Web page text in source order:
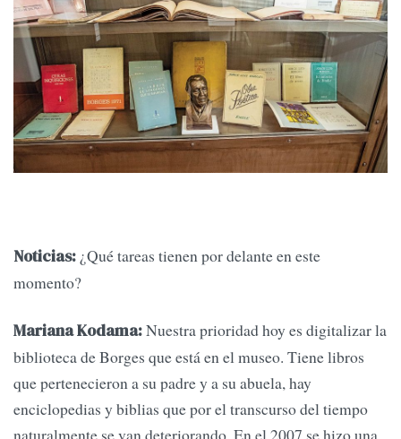
Noticias: ¿Qué tareas tienen por delante en este
momento?
Mariana Kodama:Nuestra prioridad hoy es digitalizar la
biblioteca de Borges que está en el museo. Tiene libros
que pertenecieron a su padre y a su abuela, hay
enciclopedias y biblias que por el transcurso del tiempo
naturalmente se van deteriorando. En el 2007 se hizo una